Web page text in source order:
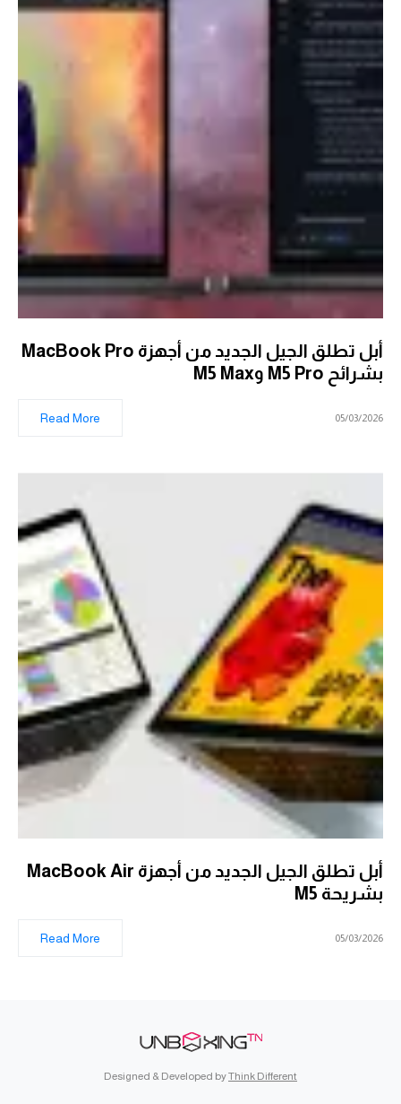
أبل تطلق الجيل الجديد من أجهزة MacBook Pro
بشرائح M5 Pro وM5 Max
05/03/2026
Read More
أبل تطلق الجيل الجديد من أجهزة MacBook Air
بشريحة M5
05/03/2026
Read More
Designed & Developed byThink Different